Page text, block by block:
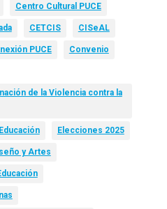
Centro Cultural PUCE
CETCIS CISeAL
PUCE Convenio
de la Violencia contra la
Educación Elecciones 2025
y Artes